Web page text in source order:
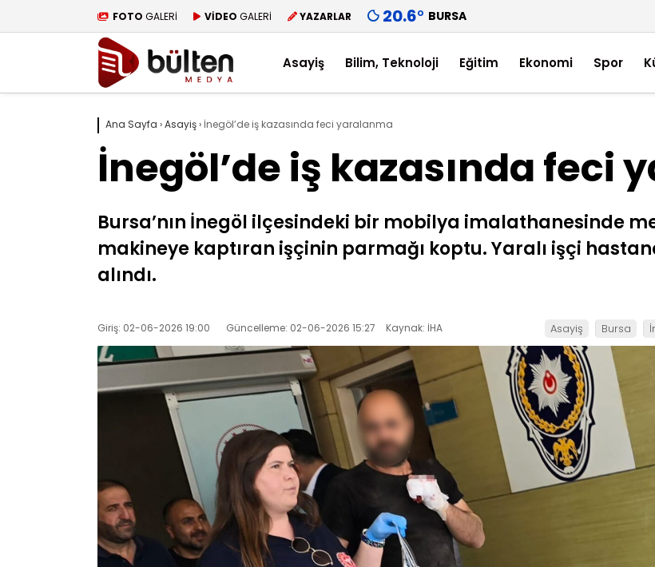
FOTO GALERİ VİDEO GALERİ YAZARLAR 20.6° BURSA
Asayiş Bilim, Teknoloji Eğitim Ekonomi Spor
Ana Sayfa ›Asayiş› İnegöl’de iş kazasında feci yaralanma
İnegöl’de iş kazasında feci
Bursa’nın İnegöl ilçesindeki bir mobilya imalathanesinde
makineye kaptıran işçinin parmağı koptu. Yaralı işçi
alındı.
Giriş: 02-06-2026 19:00 Güncelleme: 02-06-2026 15:27 Kaynak: İHA Asayiş Bursa